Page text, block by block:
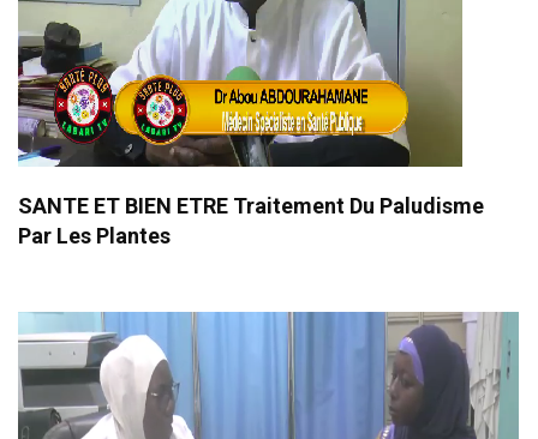
SANTE ET BIEN ETRE Traitement Du Paludisme
Par Les Plantes